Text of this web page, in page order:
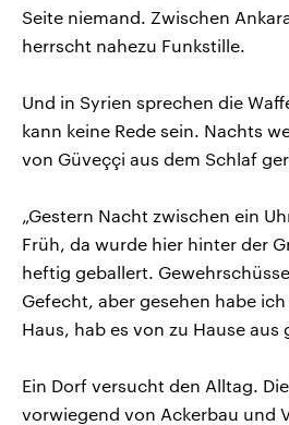
Seite niemand. Zwischen
herrscht nahezu Funkstille.
Und in Syrien sprechen die
kann keine Rede sein. Nachts
von Güveççi aus dem Schlaf
„Gestern Nacht zwischen ein
Früh, da wurde hier hinter der
heftig geballert.
Gefecht, aber gesehen habe
Haus, hab es von zu Hause aus
Ein Dorf versucht den Alltag.
vorwiegend von Ackerbau und